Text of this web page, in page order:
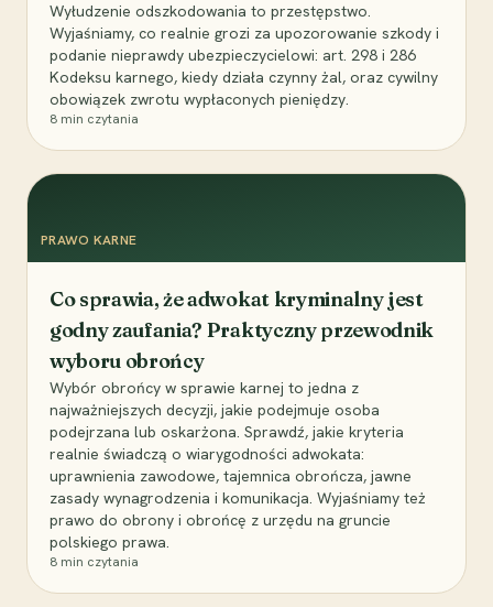
Wyłudzenie odszkodowania to przestępstwo.
Wyjaśniamy, co realnie grozi za upozorowanie szkody i
podanie nieprawdy ubezpieczycielowi: art. 298 i 286
Kodeksu karnego, kiedy działa czynny żal, oraz cywilny
obowiązek zwrotu wypłaconych pieniędzy.
8 min czytania
PRAWO KARNE
Co sprawia, że adwokat kryminalny jest
godny zaufania? Praktyczny przewodnik
wyboru obrońcy
Wybór obrońcy w sprawie karnej to jedna z
najważniejszych decyzji, jakie podejmuje osoba
podejrzana lub oskarżona. Sprawdź, jakie kryteria
realnie świadczą o wiarygodności adwokata:
uprawnienia zawodowe, tajemnica obrończa, jawne
zasady wynagrodzenia i komunikacja. Wyjaśniamy też
prawo do obrony i obrońcę z urzędu na gruncie
polskiego prawa.
8 min czytania